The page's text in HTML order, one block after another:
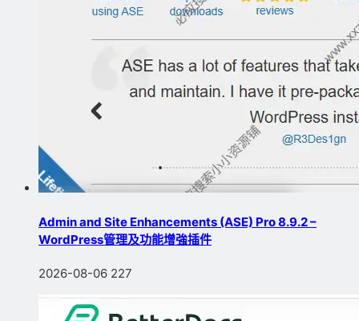
Admin and Site Enhancements (ASE) Pro 8.9.2 –
WordPress管理及功能增強插件
2026-08-06 227